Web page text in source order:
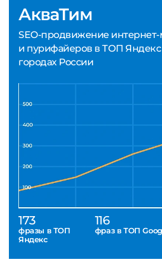
АкваТим
SEO-продвижение интернет-
и пурифайеров в ТОП Яндекс
городах России
173
фразы в ТОП
Яндекс
116
фраз в ТОП